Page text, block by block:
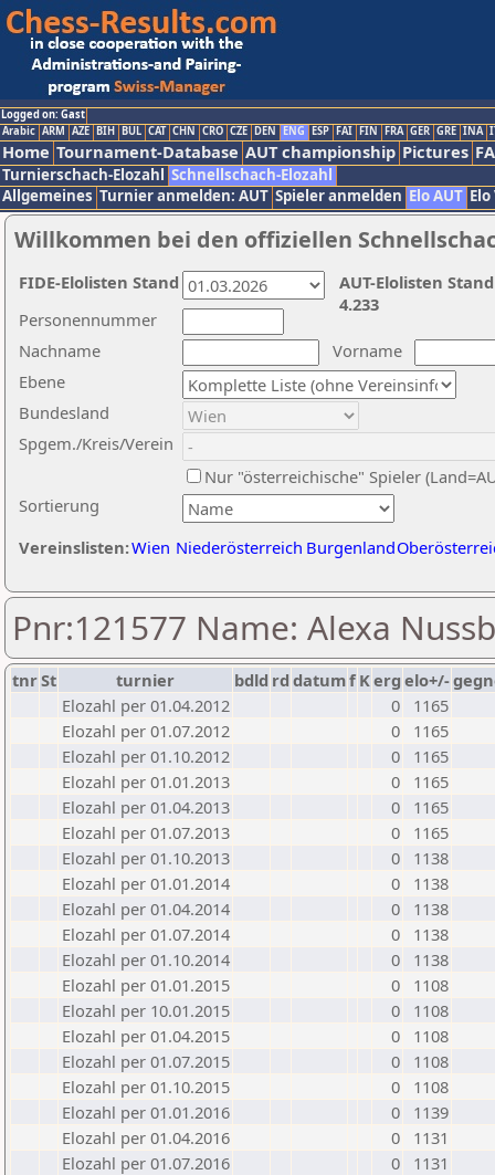
Logged on: Gast
Arabic ARM AZE BIH BUL CAT CHN CRO CZE DEN ENG ESP FAI FIN FRA GER GRE INA
Home Tournament-Database AUT championship Pictures
Turnierschach-Elozahl Schnellschach-Elozahl
Allgemeines Turnier anmelden: AUT Spieler anmelden Elo AUT
Willkommen bei den offiziellen
Nachname
Vorname
Ebene
Sortierung
Personennummer
Bundesland
Spgem./Kreis/Verein
Nur "österreichische" Spieler
Vereinslisten:Wien Niederösterreich Burgenland
AUT-Elolisten
4.233
FIDE-Elolisten Stand
Pnr:121577 Name: Alexa
tnrSt turnier bdld rd datumf Kerg elo+/-
Elozahl per 01.04.2012
0
1165
Elozahl per 01.07.2012
0
1165
Elozahl per 01.10.2012
0
1165
Elozahl per 01.01.2013
0
1165
Elozahl per 01.04.2013
0
1165
Elozahl per 01.07.2013
0
1165
Elozahl per 01.10.2013
0
1138
Elozahl per 01.01.2014
0
1138
Elozahl per 01.04.2014
0
1138
Elozahl per 01.07.2014
0
1138
Elozahl per 01.10.2014
0
1138
Elozahl per 01.01.2015
0
1108
Elozahl per 10.01.2015
0
1108
Elozahl per 01.04.2015
0
1108
Elozahl per 01.07.2015
0
1108
Elozahl per 01.10.2015
0
1108
Elozahl per 01.01.2016
0
1139
Elozahl per 01.04.2016
0
1131
Elozahl per 01.07.2016
0
1131